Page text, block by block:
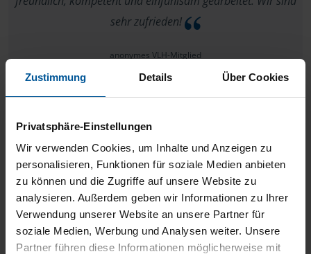
Zustimmung Details Über Cookies
Privatsphäre-Einstellungen
Wir verwenden Cookies, um Inhalte und Anzeigen zu
personalisieren, Funktionen für soziale Medien anbieten
zu können und die Zugriffe auf unsere Website zu
analysieren. Außerdem geben wir Informationen zu Ihrer
Verwendung unserer Website an unsere Partner für
soziale Medien, Werbung und Analysen weiter. Unsere
Partner führen diese Informationen möglicherweise mit
sehr zufrieden!
anonymes VLH-Mitglied
Die Beratung von Frau Heinert ist äußerst freundlich,
verbunden mit einer enormen Fachkompetenz und durch
den digitalen Informationsaustausch sind die
Bearbeitungszeiten sehr kurz. Wir möchten Frau Heinert gern
weiter empfehlen und bedanken uns ganz herzlich für ihre
tolle Arbeit!